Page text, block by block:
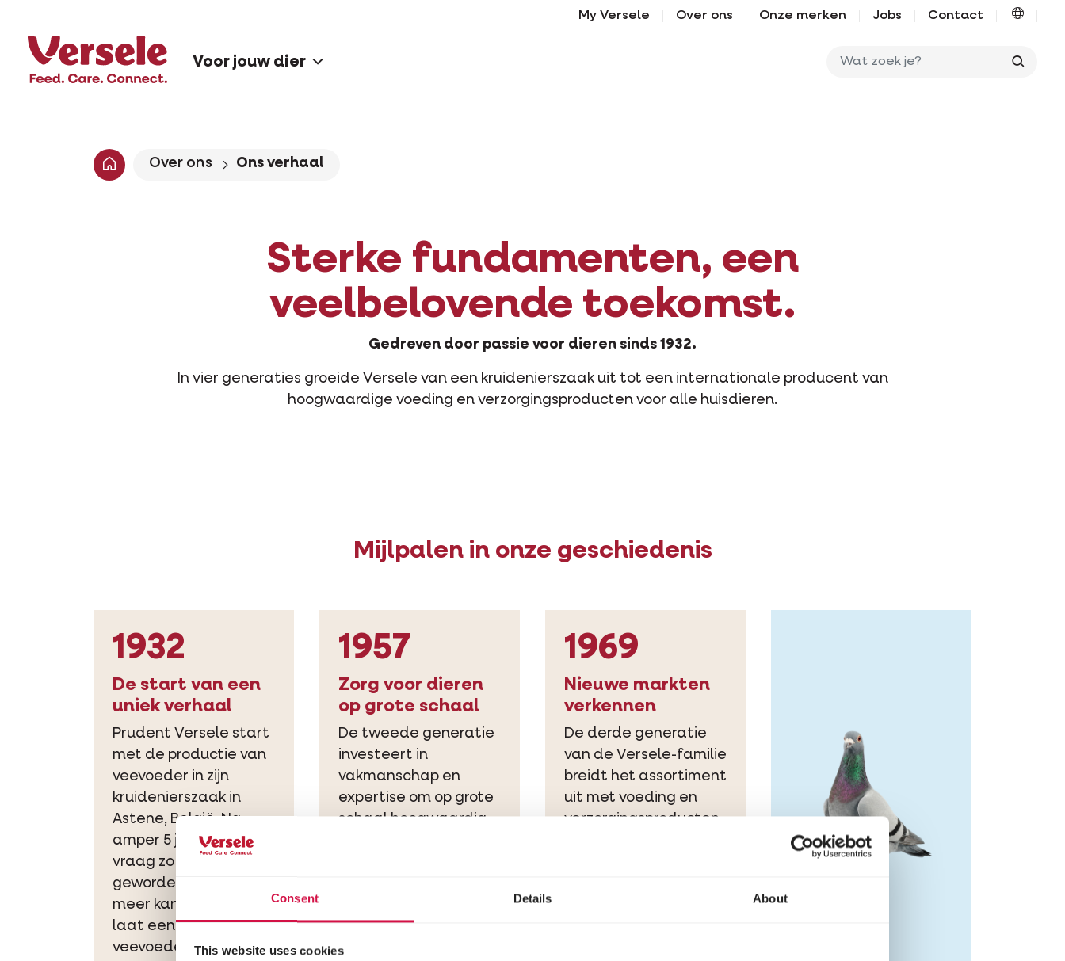
Consent Details About
This website uses cookies
My Versele Over ons Onze merken Jobs Contact
Voor jouw dier
Over ons Ons verhaal
Sterke fundamenten, een
veelbelovende toekomst.
Gedreven door passie voor dieren sinds 1932.
In vier generaties groeide Versele van een kruidenierszaak uit tot een internationale producent van
hoogwaardige voeding en verzorgingsproducten voor alle huisdieren.
Mijlpalen in onze geschiedenis
1932
De start van een
uniek verhaal
Prudent Versele start
met de productie van
veevoeder in zijn
kruidenierszaak in
Astene, België. Na
amper 5 jaar tijd is de
vraag zo groot
geworden dat hij niet
meer kan volgen. Hij
laat een eerste
veevoederfabriek
1957
Zorg voor dieren
op grote schaal
De tweede generatie
investeert in
vakmanschap en
expertise om op grote
schaal hoogwaardig
1969
Nieuwe markten
verkennen
De derde generatie
van de Versele-familie
breidt het assortiment
uit met voeding en
verzorgingsproducten